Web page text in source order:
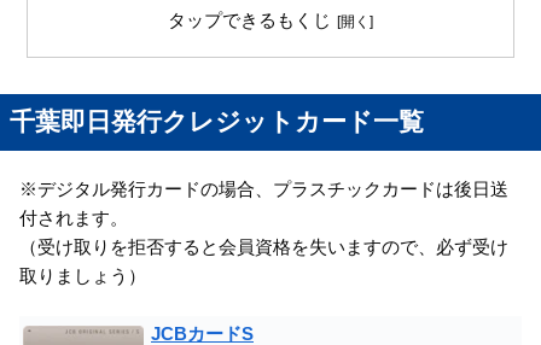
タップできるもくじ
千葉即日発行クレジットカード一覧
※デジタル発行カードの場合、プラスチックカードは後日送
付されます。
（受け取りを拒否すると会員資格を失いますので、必ず受け
取りましょう）
JCBカードS